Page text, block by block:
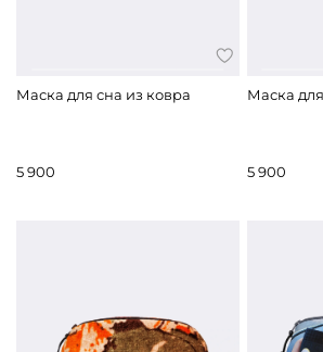
Маска для сна из ковра
5 900
Маска
5 900